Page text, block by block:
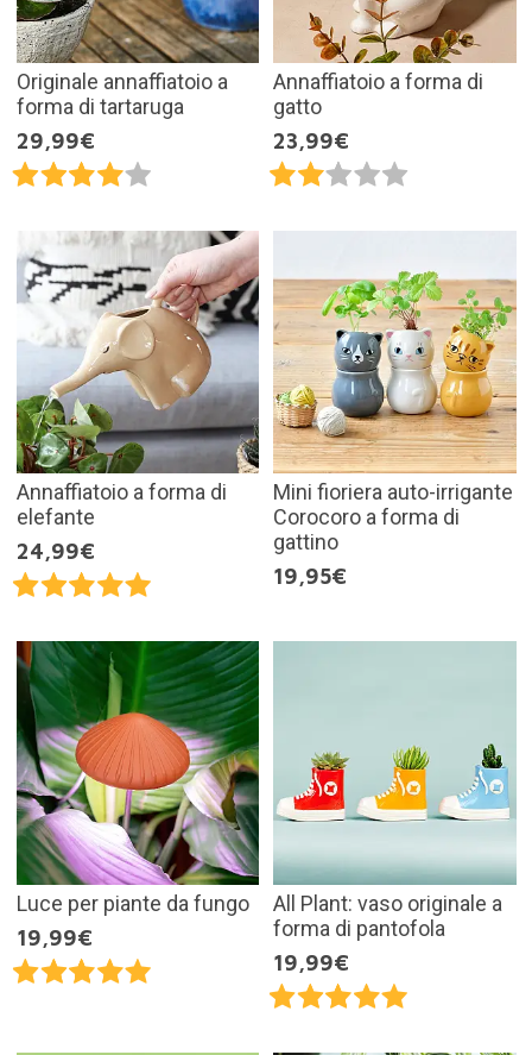
Originale annaffiatoio a
forma di tartaruga
29,99€
Annaffiatoio a forma di
gatto
23,99€
Annaffiatoio a forma di
elefante
24,99€
Mini fioriera auto-irrigante
Corocoro a forma di
gattino
19,95€
Luce per piante da fungo
19,99€
All Plant: vaso originale a
forma di pantofola
19,99€